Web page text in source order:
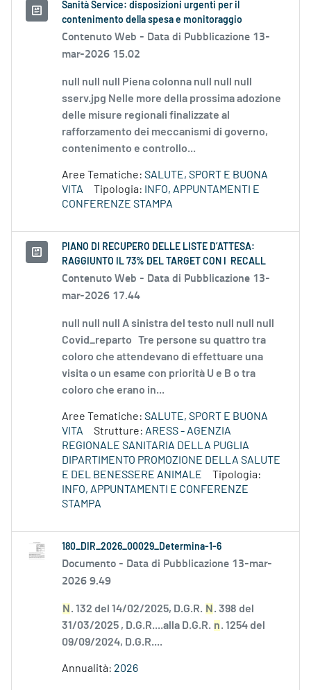
Sanità Service: disposizioni urgenti per il
contenimento della spesa e monitoraggio
Contenuto Web - Data di Pubblicazione 13-
mar-2026 15.02
null null null Piena colonna null null null
sserv.jpg Nelle more della prossima adozione
delle misure regionali finalizzate al
rafforzamento dei meccanismi di governo,
contenimento e controllo...
Aree Tematiche: SALUTE, SPORT E BUONA
VITA
Tipologia:
INFO, APPUNTAMENTI E
CONFERENZE STAMPA
PIANO DI RECUPERO DELLE LISTE D’ATTESA:
RAGGIUNTO IL 73% DEL TARGET CON I RECALL
Contenuto Web - Data di Pubblicazione 13-
mar-2026 17.44
null null null A sinistra del testo null null null
Covid_reparto Tre persone su quattro tra
coloro che attendevano di effettuare una
visita o un esame con priorità U e B o tra
coloro che erano in...
Aree Tematiche: SALUTE, SPORT E BUONA
VITA
Strutture: ARESS - AGENZIA
REGIONALE SANITARIA DELLA PUGLIA
DIPARTIMENTO PROMOZIONE DELLA SALUTE
E DEL BENESSERE ANIMALE
Tipologia:
INFO, APPUNTAMENTI E CONFERENZE
STAMPA
180_DIR_2026_00029_Determina-1-6
Documento - Data di Pubblicazione 13-mar-
2026 9.49
N . 132 del 14/02/2025, D.G.R. N . 398 del
31/03/2025 , D.G.R....alla D.G.R. n. 1254 del
09/09/2024, D.G.R....
Annualità: 2026